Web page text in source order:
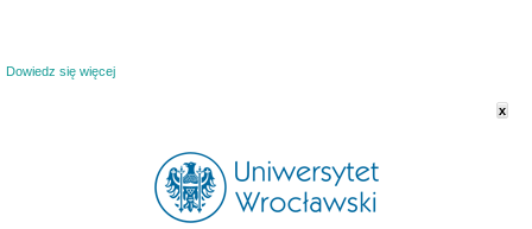
Dowiedz się więcej
x